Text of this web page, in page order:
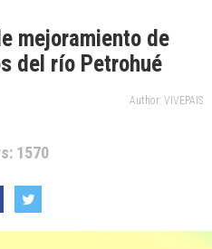
mejoramiento de
del río Petrohué
Author: VIVEPAIS
1570